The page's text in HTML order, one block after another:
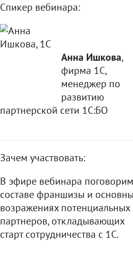
Спикер вебинара:
Анна Ишкова,
фирма 1С,
менеджер по
развитию
партнерской сети 1С:БО
Зачем участвовать:
В эфире вебинара
составе франшизы и
возражениях потенциальных
партнеров, откладывающих
старт сотрудничества с 1С.